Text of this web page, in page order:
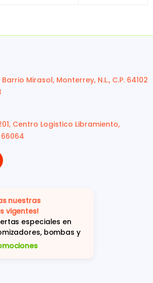
Mirasol, Monterrey, N.L., C.P. 64102
Centro Logistico Libramiento,
66064
nuestras
vigentes!
especiales en
bombas y